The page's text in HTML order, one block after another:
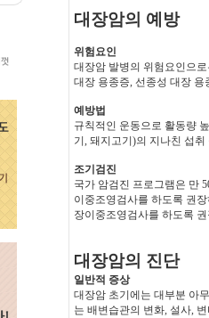
대장암의 예방
위험요인
대장암 발병의 위험요인으
대장 용종증, 선종성 대장
예방법
규칙적인 운동으로 활동량
기, 돼지고기)의 지나친 섭
조기검진
국가 암검진 프로그램은 만
이중조영검사를 하도록 권
장이중조영검사를 하도록
대장암의 진단
일반적 증상
대장암 초기에는 대부분 아
는 배변습관의 변화, 설사,